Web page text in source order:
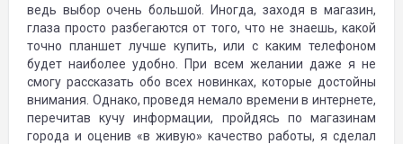
ведь выбор очень большой. Иногда, заходя в магазин,
глаза просто разбегаются от того, что не знаешь, какой
точно планшет лучше купить, или с каким телефоном
будет наиболее удобно. При всем желании даже я не
смогу рассказать обо всех новинках, которые достойны
внимания. Однако, проведя немало времени в интернете,
перечитав кучу информации, пройдясь по магазинам
города и оценив «в живую» качество работы, я сделал